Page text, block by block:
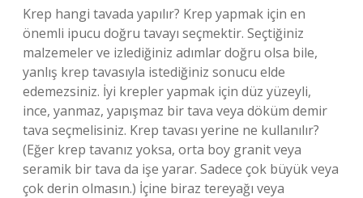
Krep hangi tavada yapılır? Krep yapmak için en
önemli ipucu doğru tavayı seçmektir. Seçtiğiniz
malzemeler ve izlediğiniz adımlar doğru olsa bile,
yanlış krep tavasıyla istediğiniz sonucu elde
edemezsiniz. İyi krepler yapmak için düz yüzeyli,
ince, yanmaz, yapışmaz bir tava veya döküm demir
tava seçmelisiniz. Krep tavası yerine ne kullanılır?
(Eğer krep tavanız yoksa, orta boy granit veya
seramik bir tava da işe yarar. Sadece çok büyük veya
çok derin olmasın.) İçine biraz tereyağı veya